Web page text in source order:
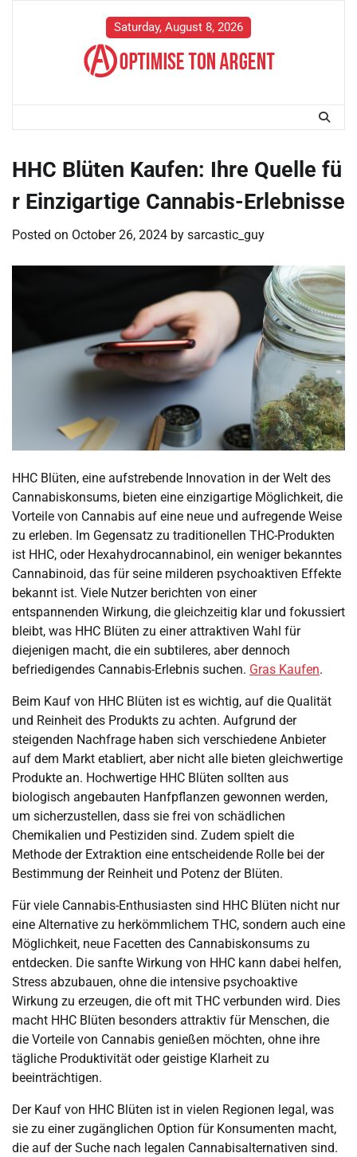
Saturday, August 8, 2026
HHC Blüten Kaufen: Ihre Quelle fü
r Einzigartige Cannabis-Erlebnisse
Posted on October 26, 2024 by sarcastic_guy
HHC Blüten, eine aufstrebende Innovation in der Welt des
Cannabiskonsums, bieten eine einzigartige Möglichkeit, die
Vorteile von Cannabis auf eine neue und aufregende Weise
zu erleben. Im Gegensatz zu traditionellen THC-Produkten
ist HHC, oder Hexahydrocannabinol, ein weniger bekanntes
Cannabinoid, das für seine milderen psychoaktiven Effekte
bekannt ist. Viele Nutzer berichten von einer
entspannenden Wirkung, die gleichzeitig klar und fokussiert
bleibt, was HHC Blüten zu einer attraktiven Wahl für
diejenigen macht, die ein subtileres, aber dennoch
befriedigendes Cannabis-Erlebnis suchen. Gras Kaufen.
Beim Kauf von HHC Blüten ist es wichtig, auf die Qualität
und Reinheit des Produkts zu achten. Aufgrund der
steigenden Nachfrage haben sich verschiedene Anbieter
auf dem Markt etabliert, aber nicht alle bieten gleichwertige
Produkte an. Hochwertige HHC Blüten sollten aus
biologisch angebauten Hanfpflanzen gewonnen werden,
um sicherzustellen, dass sie frei von schädlichen
Chemikalien und Pestiziden sind. Zudem spielt die
Methode der Extraktion eine entscheidende Rolle bei der
Bestimmung der Reinheit und Potenz der Blüten.
Für viele Cannabis-Enthusiasten sind HHC Blüten nicht nur
eine Alternative zu herkömmlichem THC, sondern auch eine
Möglichkeit, neue Facetten des Cannabiskonsums zu
entdecken. Die sanfte Wirkung von HHC kann dabei helfen,
Stress abzubauen, ohne die intensive psychoaktive
Wirkung zu erzeugen, die oft mit THC verbunden wird. Dies
macht HHC Blüten besonders attraktiv für Menschen, die
die Vorteile von Cannabis genießen möchten, ohne ihre
tägliche Produktivität oder geistige Klarheit zu
beeinträchtigen.
Der Kauf von HHC Blüten ist in vielen Regionen legal, was
sie zu einer zugänglichen Option für Konsumenten macht,
die auf der Suche nach legalen Cannabisalternativen sind.